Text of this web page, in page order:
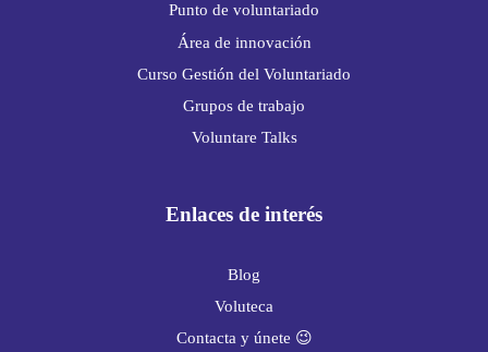
Punto de voluntariado
Área de innovación
Curso Gestión del Voluntariado
Grupos de trabajo
Voluntare Talks
Enlaces de interés
Blog
Voluteca
Contacta y únete 😉